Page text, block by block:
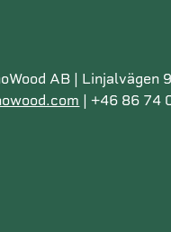
AB | Linjalvägen
| +46 86 74